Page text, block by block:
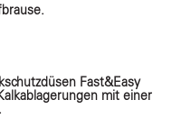
Fast&Easy
mit einer